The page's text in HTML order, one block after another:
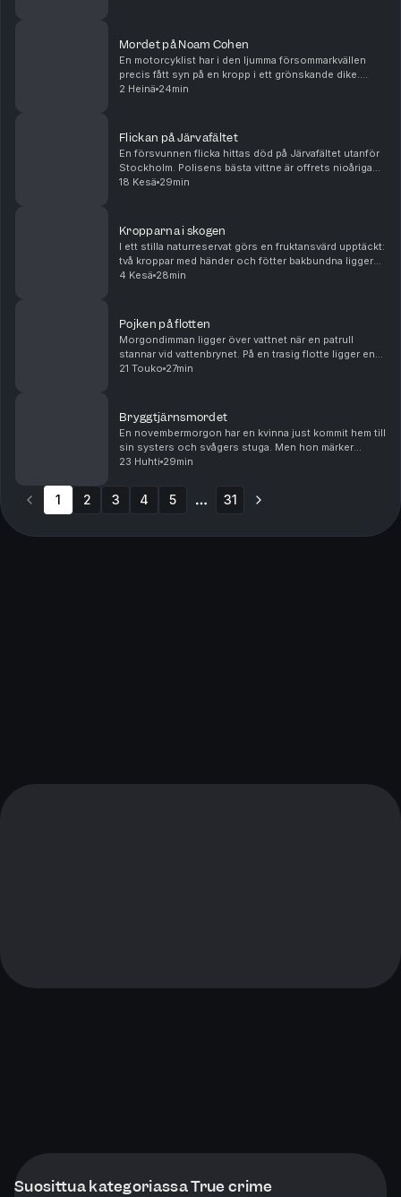
Mordet på Noam Cohen
En motorcyklist har i den ljumma försommarkvällen
precis fått syn på en kropp i ett grönskande dike.
Kroppen ligger i en märklig position, och rör sig inte
2 Heinä 24min
Flickan på Järvafältet
En försvunnen flicka hittas död på Järvafältet utanför
Stockholm. Polisens bästa vittne är offrets nioåriga
lekkamrat och misstankarna pekar i en mycket ovanlig
18 Kesä 29min
Kropparna i skogen
I ett stilla naturreservat görs en fruktansvärd upptäckt:
två kroppar med händer och fötter bakbundna ligger
övergivna bland träden. De har blivit brutalt mördade
4 Kesä 28min
Pojken på flotten
Morgondimman ligger över vattnet när en patrull
stannar vid vattenbrynet. På en trasig flotte ligger en
död pojke. Bara hundra meter bort ligger en övergiven
21 Touko 27min
Bryggtjärnsmordet
En novembermorgon har en kvinna just kommit hem till
sin systers och svågers stuga. Men hon märker
snabbt att något fruktansvärt har hänt: på golvet ligger
23 Huhti 29min
1 2 3 4 5 31
Suosittua kategoriassa True crime